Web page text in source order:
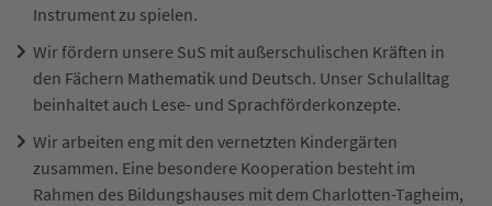
Instrument zu spielen.
Wir fördern unsere SuS mit außerschulischen Kräften in
den Fächern Mathematik und Deutsch. Unser Schulalltag
beinhaltet auch Lese- und Sprachförderkonzepte.
Wir arbeiten eng mit den vernetzten Kindergärten
zusammen. Eine besondere Kooperation besteht im
Rahmen des Bildungshauses mit dem Charlotten-Tagheim,